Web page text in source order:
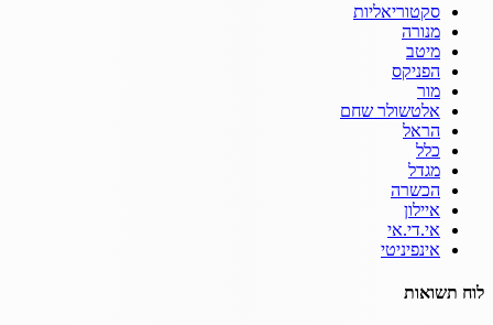
סקטוריאליות
מנורה
מיטב
הפניקס
מור
אלטשולר שחם
הראל
כלל
מגדל
הכשרה
איילון
אי.די.אי
אינפיניטי
לוח תשואות